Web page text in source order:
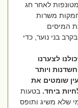
לאחר חג
משרות
בני נוער, כדי
לצערנו
ויותר
שומטים את
ביחד.בטעות
שלא משיג ותופס